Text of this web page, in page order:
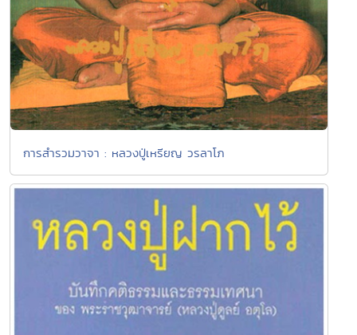
การสำรวมวาจา : หลวงปู่เหรียญ วรลาโภ